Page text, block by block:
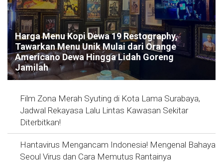
Harga Menu Kopi Dewa 19 Restography,
Tawarkan Menu Unik Mulai dari Orange
Americano Dewa Hingga Lidah Goreng
Jamilah
Film Zona Merah Syuting di Kota Lama Surabaya,
Jadwal Rekayasa Lalu Lintas Kawasan Sekitar
Diterbitkan!
Hantavirus Mengancam Indonesia! Mengenal Bahaya
Seoul Virus dan Cara Memutus Rantainya